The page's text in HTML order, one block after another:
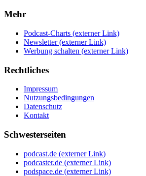
Mehr
Podcast-Charts (externer Link)
Newsletter (externer Link)
Werbung schalten (externer Link)
Rechtliches
Impressum
Nutzungsbedingungen
Datenschutz
Kontakt
Schwesterseiten
podcast.de (externer Link)
podcaster.de (externer Link)
podspace.de (externer Link)